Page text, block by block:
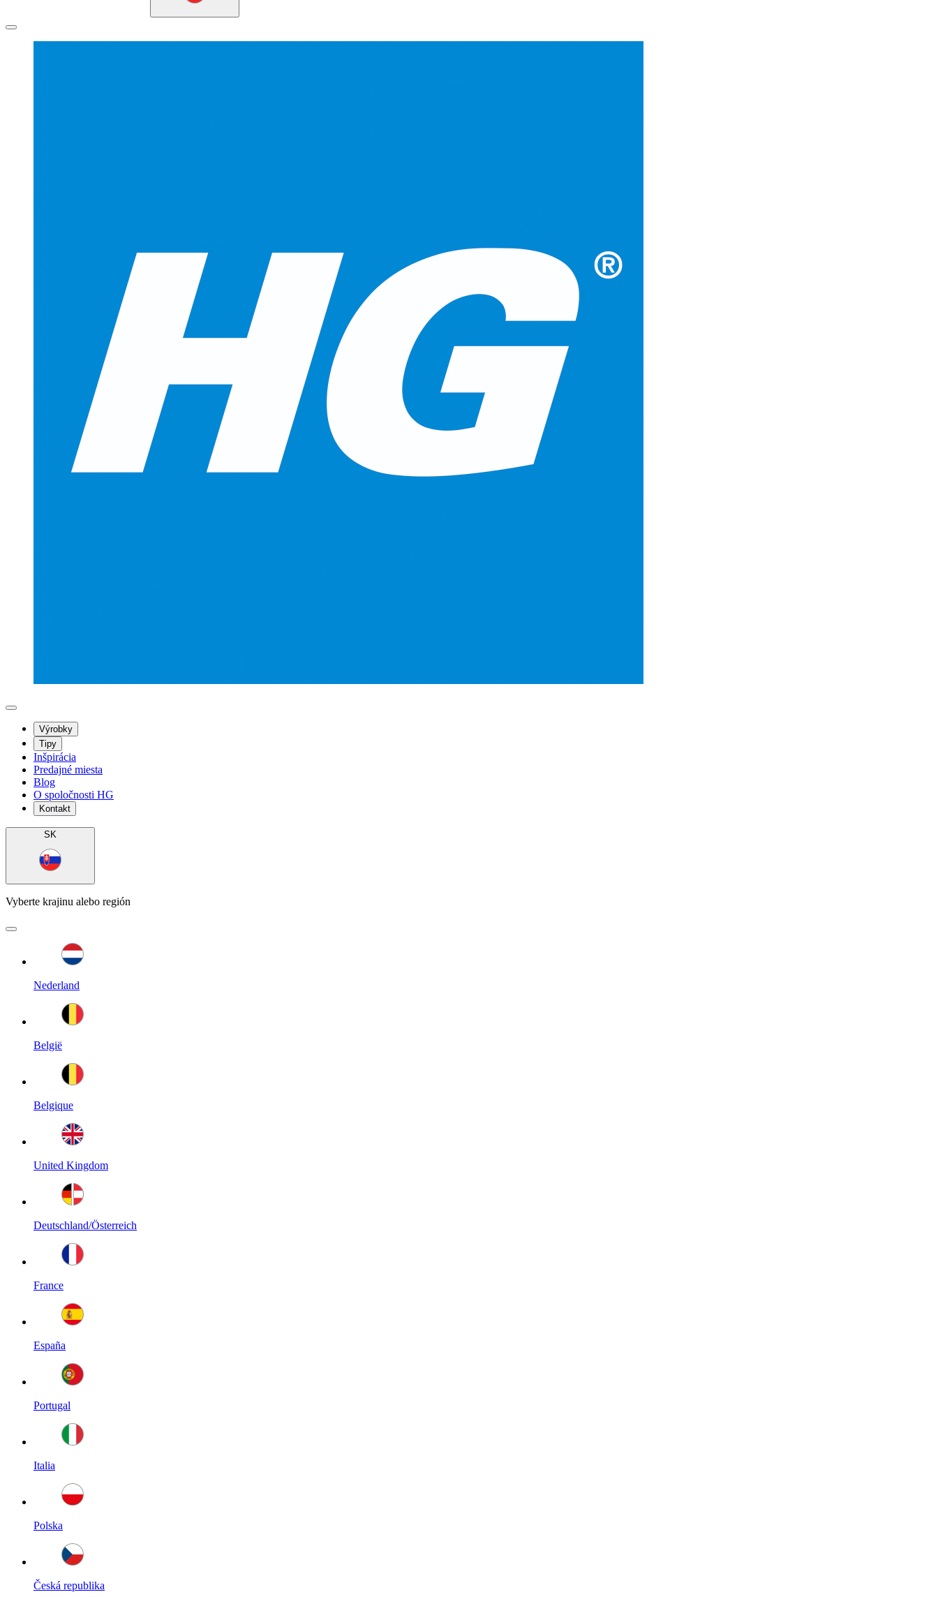
Výrobky
Tipy
Inšpirácia
Predajné miesta
Blog
O spoločnosti HG
Kontakt
SK
Vyberte krajinu alebo región
Nederland
België
Belgique
United Kingdom
Deutschland/Österreich
France
España
Portugal
Italia
Polska
Česká republika